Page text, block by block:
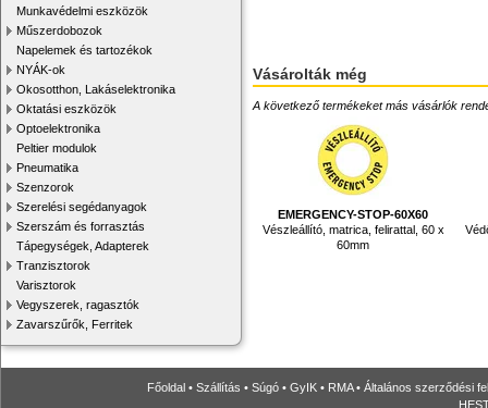
Munkavédelmi eszközök
Műszerdobozok
Napelemek és tartozékok
NYÁK-ok
Okosotthon, Lakáselektronika
Oktatási eszközök
Optoelektronika
Peltier modulok
Pneumatika
Szenzorok
Szerelési segédanyagok
Szerszám és forrasztás
Tápegységek, Adapterek
Tranzisztorok
Varisztorok
Vegyszerek, ragasztók
Zavarszűrők, Ferritek
Vásárolták még
A következő termékeket más vásárlók
EMERGENCY-STOP-60X60
Vészleállító, matrica, felirattal, 60 x
60mm
Főoldal • Szállítás • Súgó • GyIK • RMA• Általános szerződési